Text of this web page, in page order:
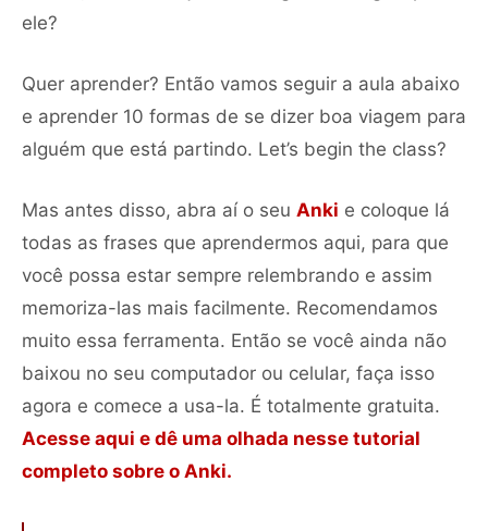
ele?
Quer aprender? Então vamos seguir a aula abaixo
e aprender 10 formas de se dizer boa viagem para
alguém que está partindo. Let’s begin the class?
Mas antes disso, abra aí o seu Anki e coloque lá
todas as frases que aprendermos aqui, para que
você possa estar sempre relembrando e assim
memoriza-las mais facilmente. Recomendamos
muito essa ferramenta. Então se você ainda não
baixou no seu computador ou celular, faça isso
agora e comece a usa-la. É totalmente gratuita.
Acesse aqui e dê uma olhada nesse tutorial
completo sobre o Anki.